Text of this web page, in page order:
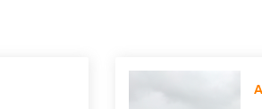
Opel,